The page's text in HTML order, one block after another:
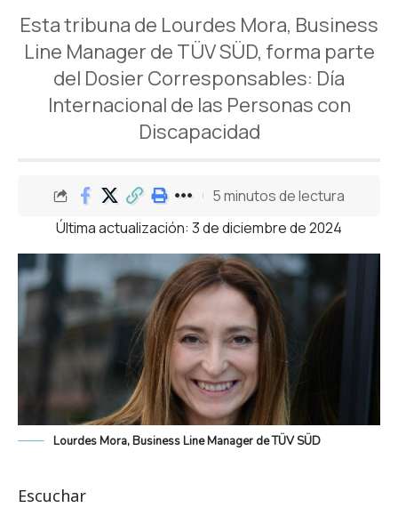
Esta tribuna de Lourdes Mora, Business
Line Manager de TÜV SÜD, forma parte
del Dosier Corresponsables: Día
Internacional de las Personas con
Discapacidad
Última actualización: 3 de diciembre de 2024
5 minutos de lectura
Lourdes Mora, Business Line Manager de TÜV SÜD
Escuchar